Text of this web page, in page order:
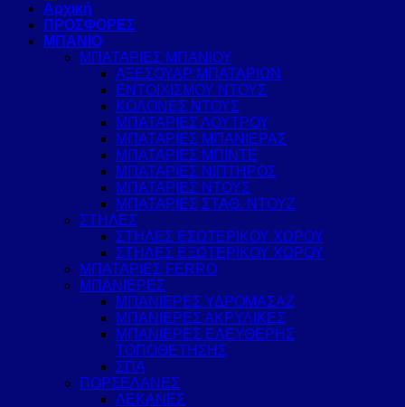
Αρχική
ΠΡΟΣΦΟΡΕΣ
ΜΠΑΝΙΟ
ΜΠΑΤΑΡΙΕΣ ΜΠΑΝΙΟΥ
ΑΞΕΣΟΥΑΡ ΜΠΑΤΑΡΙΩΝ
ΕΝΤΟΙΧΙΣΜΟΥ ΝΤΟΥΣ
ΚΟΛΟΝΕΣ ΝΤΟΥΣ
ΜΠΑΤΑΡΙΕΣ ΛΟΥΤΡΟΥ
ΜΠΑΤΑΡΙΕΣ ΜΠΑΝΙΕΡΑΣ
ΜΠΑΤΑΡΙΕΣ ΜΠΙΝΤΕ
ΜΠΑΤΑΡΙΕΣ ΝΙΠΤΗΡΟΣ
ΜΠΑΤΑΡΙΕΣ ΝΤΟΥΣ
ΜΠΑΤΑΡΙΕΣ ΣΤΑΘ. ΝΤΟΥΖ
ΣΤΗΛΕΣ
ΣΤΗΛΕΣ ΕΣΩΤΕΡΙΚΟΥ ΧΩΡΟΥ
ΣΤΗΛΕΣ ΕΞΩΤΕΡΙΚΟΥ ΧΩΡΟΥ
ΜΠΑΤΑΡΙΕΣ FERRO
ΜΠΑΝΙΕΡΕΣ
ΜΠΑΝΙΕΡΕΣ ΥΔΡΟΜΑΣΑΖ
ΜΠΑΝΙΕΡΕΣ ΑΚΡΥΛΙΚΕΣ
ΜΠΑΝΙΕΡΕΣ ΕΛΕΥΘΕΡΗΣ
ΤΟΠΟΘΕΤΗΣΗΣ
ΣΠΑ
ΠΟΡΣΕΛΑΝΕΣ
ΛΕΚΑΝΕΣ